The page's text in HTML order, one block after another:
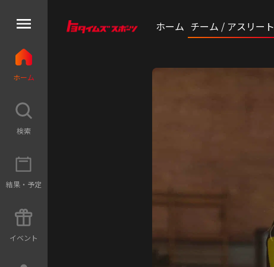
ホーム チーム / アスリート
ホーム
検索
結果 ・ 予定
イベン ト